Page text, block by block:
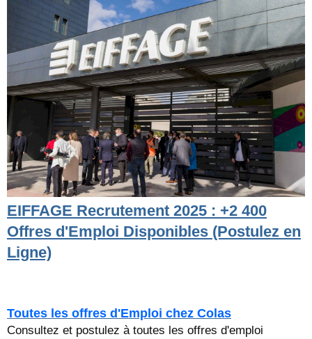
EIFFAGE Recrutement 2025 : +2 400
Offres d'Emploi Disponibles (Postulez en
Ligne)
Toutes les offres d'Emploi chez Colas
Consultez et postulez à toutes les offres d'emploi